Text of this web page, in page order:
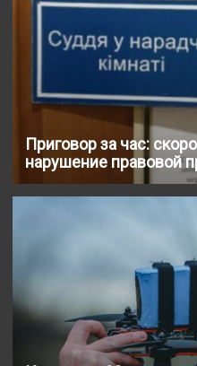
Приговор за час:
нарушение правовой